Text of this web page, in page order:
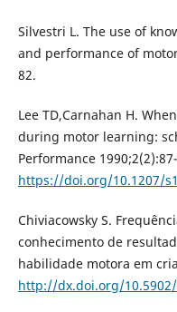
Silvestri L. The use of
and performance of
82.
Lee TD,Carnahan H.
during motor learning:
Performance
https://doi.org/10.1207/
Chiviacowsky S.
conhecimento de
habilidade motora em
http://dx.doi.org/10.5902/